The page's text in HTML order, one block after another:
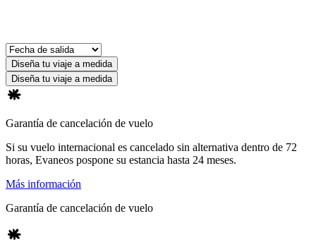
Diseña tu viaje a medida
Diseña tu viaje a medida
Garantía de cancelación de vuelo
Si su vuelo internacional es cancelado sin alternativa dentro de 72
horas, Evaneos pospone su estancia hasta 24 meses.
Más información
Garantía de cancelación de vuelo